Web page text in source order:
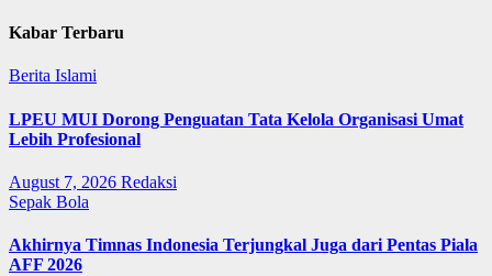
Kabar Terbaru
Berita Islami
LPEU MUI Dorong Penguatan Tata Kelola Organisasi Umat
Lebih Profesional
August 7, 2026 Redaksi
Sepak Bola
Akhirnya Timnas Indonesia Terjungkal Juga dari Pentas Piala
AFF 2026